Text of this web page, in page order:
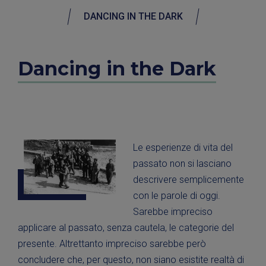
DANCING IN THE DARK
Dancing in the Dark
Le esperienze di vita del
passato non si lasciano
descrivere semplicemente
con le parole di oggi.
Sarebbe impreciso
applicare al passato, senza cautela, le categorie del
presente. Altrettanto impreciso sarebbe però
concludere che, per questo, non siano esistite realtà di